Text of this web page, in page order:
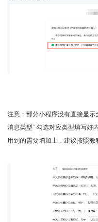
注意：部分小程序没有直接显示
消息类型” 勾选对应类型填写好
用到的需要增加上，建议按照教